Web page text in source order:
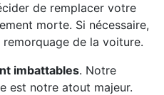
de remplacer votre
morte. Si nécessaire,
de la voiture.
imbattables. Notre
est notre atout majeur.